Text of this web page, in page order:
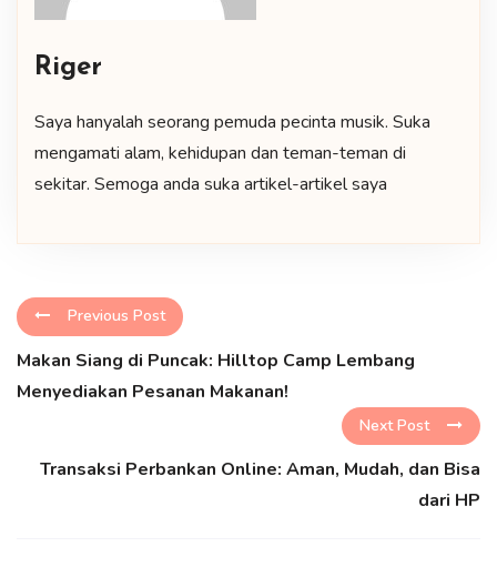
Riger
Saya hanyalah seorang pemuda pecinta musik. Suka
mengamati alam, kehidupan dan teman-teman di
sekitar. Semoga anda suka artikel-artikel saya
Previous Post
Makan Siang di Puncak: Hilltop Camp Lembang
Menyediakan Pesanan Makanan!
Next Post
Transaksi Perbankan Online: Aman, Mudah, dan Bisa
dari HP